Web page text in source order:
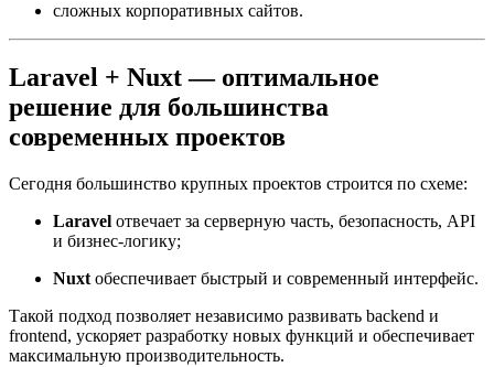
сложных корпоративных сайтов.
Laravel + Nuxt — оптимальное
решение для большинства
современных проектов
Сегодня большинство крупных проектов строится по схеме:
Laravel отвечает за серверную часть, безопасность, API
и бизнес-логику;
Nuxt обеспечивает быстрый и современный интерфейс.
Такой подход позволяет независимо развивать backend и
frontend, ускоряет разработку новых функций и обеспечивает
максимальную производительность.